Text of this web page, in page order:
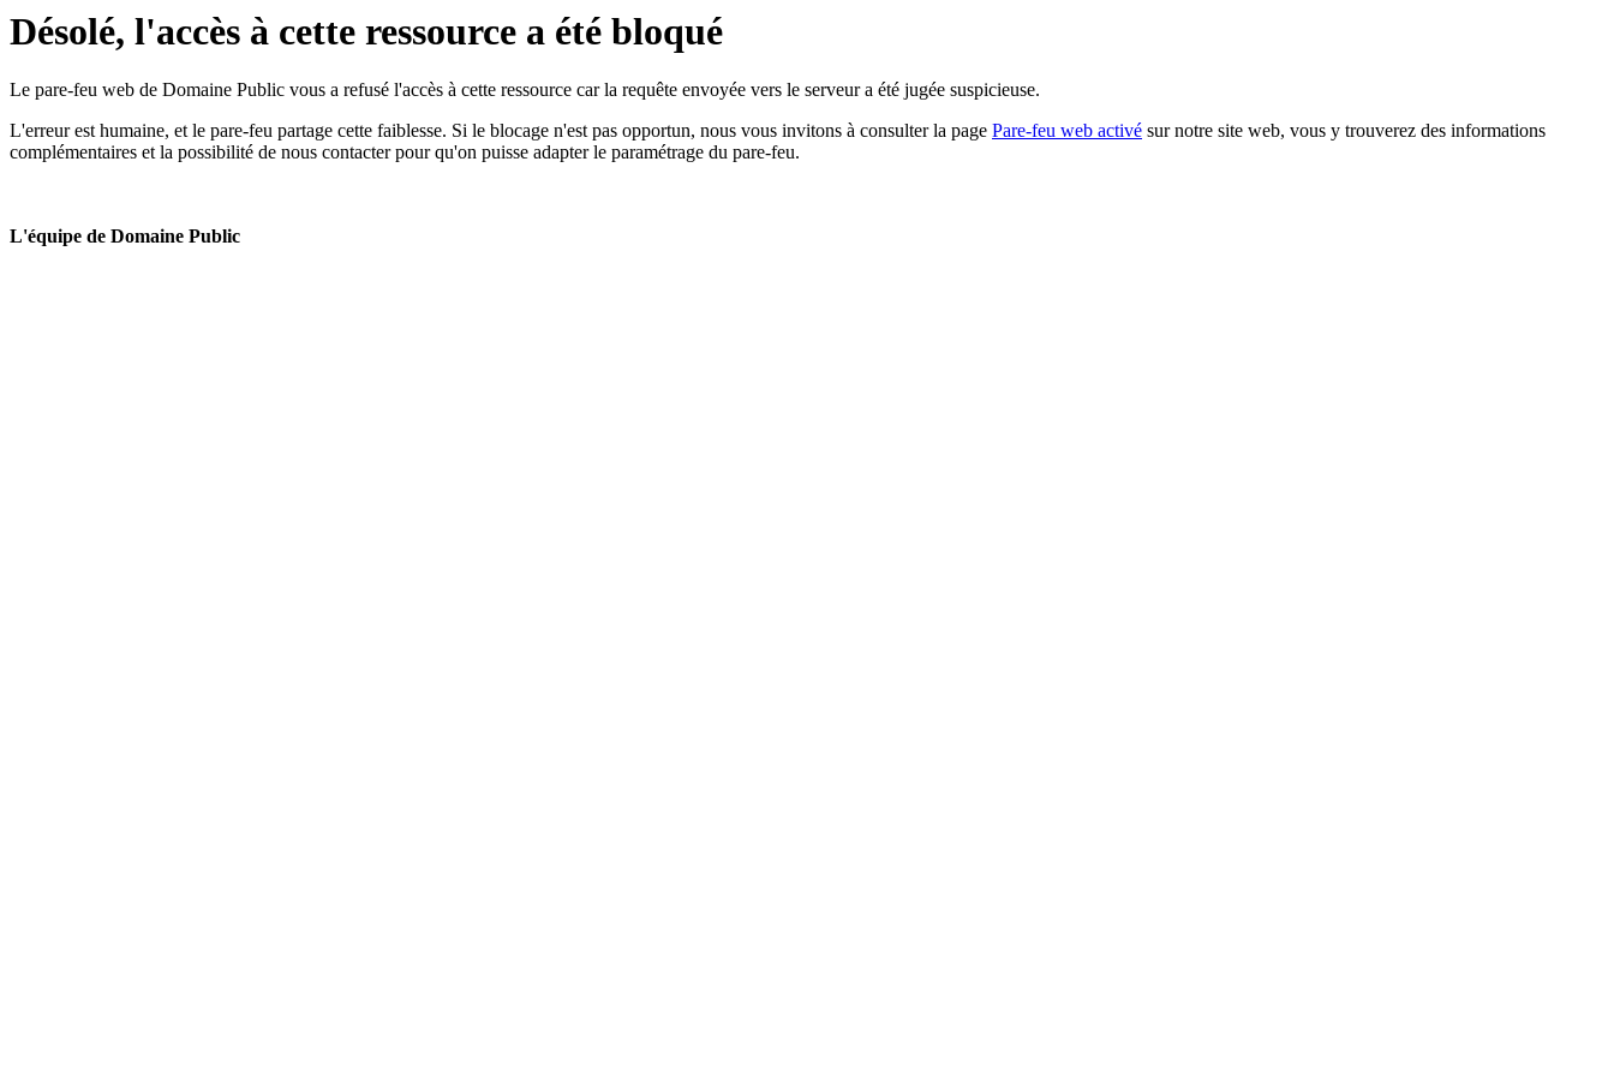
Désolé, l'accès à cette ressource a été bloqué
Le pare-feu web de Domaine Public vous a refusé l'accès à cette ressource car la requête envoyée vers le serveur a été jugée suspicieuse.
L'erreur est humaine, et le pare-feu partage cette faiblesse. Si le blocage n'est pas opportun, nous vous invitons à consulter la page Pare-feu web activé sur notre site web, vous y trouverez des informations
complémentaires et la possibilité de nous contacter pour qu'on puisse adapter le paramétrage du pare-feu.
L'équipe de Domaine Public